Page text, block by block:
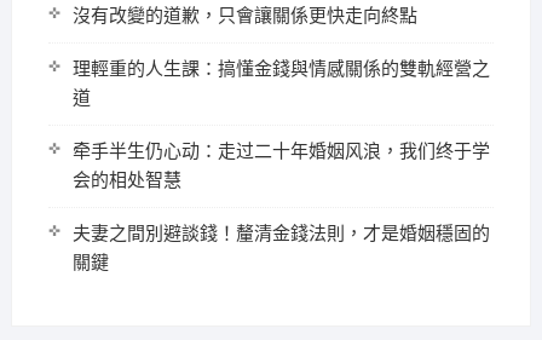
沒有改變的道歉，只會讓關係更快走向終點
理輕重的人生課：搞懂金錢與情感關係的雙軌經營之
道
牵手半生仍心动：走过二十年婚姻风浪，我们终于学
会的相处智慧
夫妻之間別避談錢！釐清金錢法則，才是婚姻穩固的
關鍵